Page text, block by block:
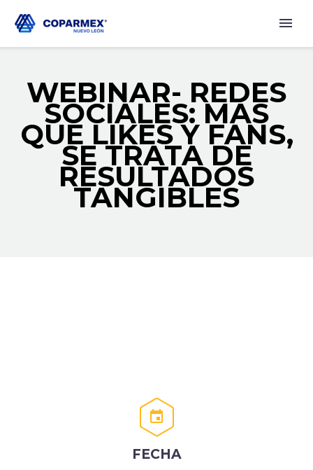
WEBINAR- REDES
SOCIALES: MÁS
QUE LIKES Y FANS,
SE TRATA DE
RESULTADOS
TANGIBLES


FECHA